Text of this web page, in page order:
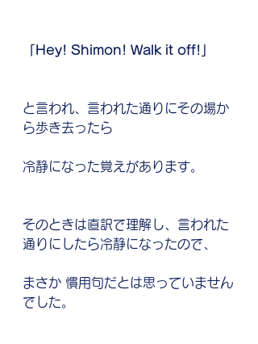
「Hey! Shimon! Walk it off!」
と言われ、言われた通りにその場か
ら歩き去ったら
冷静になった覚えがあります。
そのときは直訳で理解し、言われた
通りにしたら冷静になったので、
まさか 慣用句だとは思っていません
でした。